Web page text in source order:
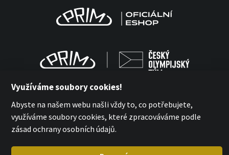
MPM Quality 2026
with
by esmedia
Využíváme soubory cookies!
Abyste na našem webu našli vždy to, co potřebujete,
využíváme soubory cookies, které zpracováváme podle
zásad ochrany osobních údajů.